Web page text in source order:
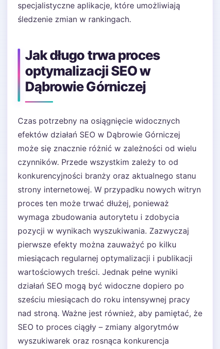
specjalistyczne aplikacje, które umożliwiają
śledzenie zmian w rankingach.
Jak długo trwa proces
optymalizacji SEO w
Dąbrowie Górniczej
Czas potrzebny na osiągnięcie widocznych
efektów działań SEO w Dąbrowie Górniczej
może się znacznie różnić w zależności od wielu
czynników. Przede wszystkim zależy to od
konkurencyjności branży oraz aktualnego stanu
strony internetowej. W przypadku nowych witryn
proces ten może trwać dłużej, ponieważ
wymaga zbudowania autorytetu i zdobycia
pozycji w wynikach wyszukiwania. Zazwyczaj
pierwsze efekty można zauważyć po kilku
miesiącach regularnej optymalizacji i publikacji
wartościowych treści. Jednak pełne wyniki
działań SEO mogą być widoczne dopiero po
sześciu miesiącach do roku intensywnej pracy
nad stroną. Ważne jest również, aby pamiętać, że
SEO to proces ciągły – zmiany algorytmów
wyszukiwarek oraz rosnąca konkurencja